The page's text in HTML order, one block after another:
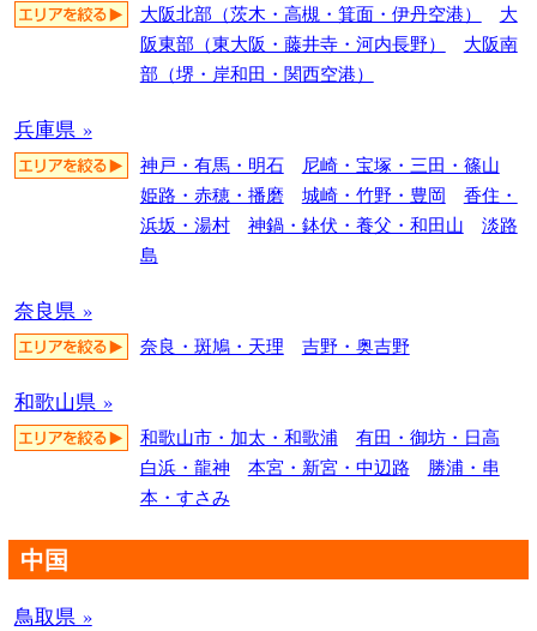
大阪北部（茨木・高槻・箕面・伊丹空港）
大
阪東部（東大阪・藤井寺・河内長野）
大阪南
部（堺・岸和田・関西空港）
兵庫県 »
神戸・有馬・明石
尼崎・宝塚・三田・篠山
姫路・赤穂・播磨
城崎・竹野・豊岡
香住・
浜坂・湯村
神鍋・鉢伏・養父・和田山
淡路
島
奈良県 »
奈良・斑鳩・天理 吉野・奥吉野
和歌山県 »
和歌山市・加太・和歌浦
有田・御坊・日高
白浜・龍神
本宮・新宮・中辺路
勝浦・串
本・すさみ
中国
鳥取県 »